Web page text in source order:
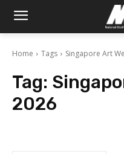
Home Tags Singapore Art
Tag:
2026